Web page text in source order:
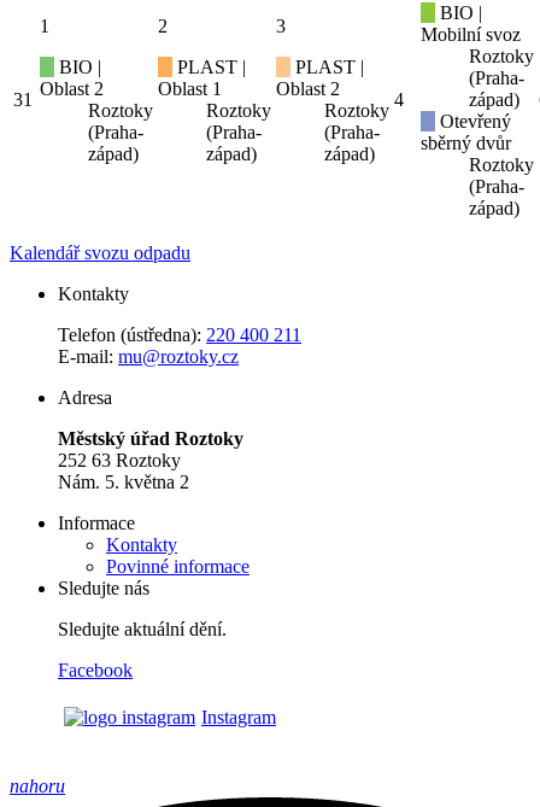
31
1
BIO |
Oblast 2
Roztoky
(Praha-
západ)
2
PLAST |
Oblast 1
Roztoky
(Praha-
západ)
3
PLAST |
Oblast 2
Roztoky
(Praha-
západ)
4
BIO |
Mobilní svoz
Roztoky
(Praha-
západ)
Otevřený
sběrný dvůr
Roztoky
(Praha-
západ)
Kalendář svozu odpadu
Kontakty
Telefon (ústředna): 220 400 211
E-mail: mu@roztoky.cz
Adresa
Městský úřad Roztoky
252 63 Roztoky
Nám. 5. května 2
Informace
Kontakty
Povinné informace
Sledujte nás
Sledujte aktuální dění.
Facebook
Instagram
nahoru